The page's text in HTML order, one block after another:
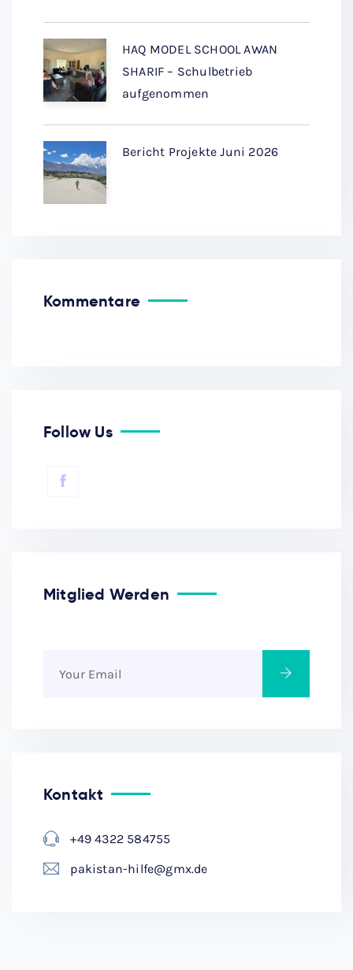
HAQ MODEL SCHOOL AWAN
SHARIF – Schulbetrieb
aufgenommen
Bericht Projekte Juni 2026
Kommentare
Follow Us
Mitglied Werden
Kontakt
+49 4322 584755
pakistan-hilfe@gmx.de